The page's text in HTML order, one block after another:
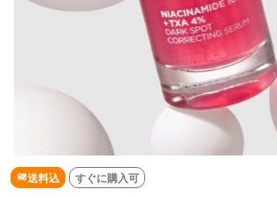
送料込 すぐに購入可